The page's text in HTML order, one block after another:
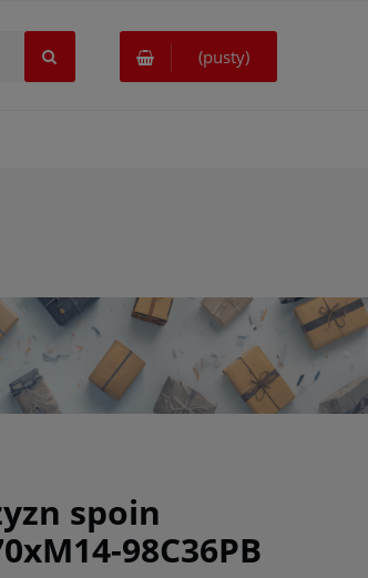
(pusty)
spoin
98C36PB